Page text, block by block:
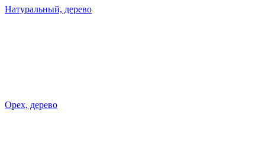
Натуральный, дерево
Орех, дерево